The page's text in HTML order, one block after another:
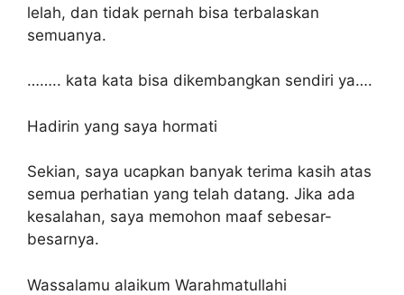
lelah, dan tidak pernah bisa terbalaskan
semuanya.
…….. kata kata bisa dikembangkan sendiri ya….
Hadirin yang saya hormati
Sekian, saya ucapkan banyak terima kasih atas
semua perhatian yang telah datang. Jika ada
kesalahan, saya memohon maaf sebesar-
besarnya.
Wassalamu alaikum Warahmatullahi